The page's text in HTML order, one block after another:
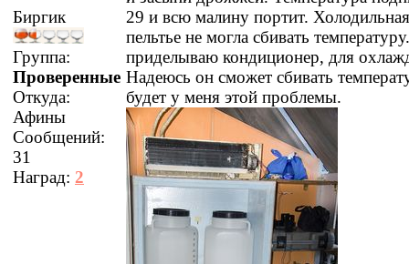
Биргик
Группа:
Проверенные
Откуда:
Афины
Сообщений:
31
Наград: 2
29 и всю малину портит.
пельтье не могла сбивать
приделываю кондиционер, для
Надеюсь он сможет сбивать
будет у меня этой проблемы.